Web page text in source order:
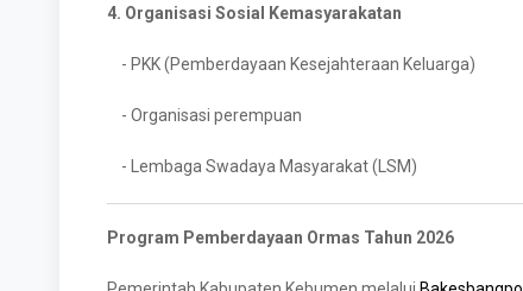
4. Organisasi Sosial Kemasyarakatan
- PKK (Pemberdayaan Kesejahteraan Keluarga)
- Organisasi perempuan
- Lembaga Swadaya Masyarakat (LSM)
Program Pemberdayaan Ormas Tahun 2026